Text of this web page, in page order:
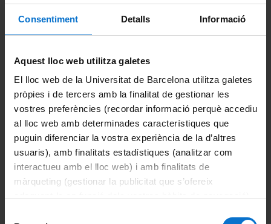
Consentiment Detalls Informació
Aquest lloc web utilitza galetes
El lloc web de la Universitat de Barcelona utilitza galetes
pròpies i de tercers amb la finalitat de gestionar les
vostres preferències (recordar informació perquè accediu
al lloc web amb determinades característiques que
puguin diferenciar la vostra experiència de la d’altres
usuaris), amb finalitats estadístiques (analitzar com
interactueu amb el lloc web) i amb finalitats de
màrqueting (gestionar la publicitat que s’ofereix
Información del máster
Las fiestas de la ciudad de Barcelona son: 25 de septiembre
de 2023 (La Mercè) y 20 de mayo de 2024 (segunda
pascua)
FIESTAS INSTITUCIONALES
23 de abril, Sant Jordi (día no lectivo)
Compartir: